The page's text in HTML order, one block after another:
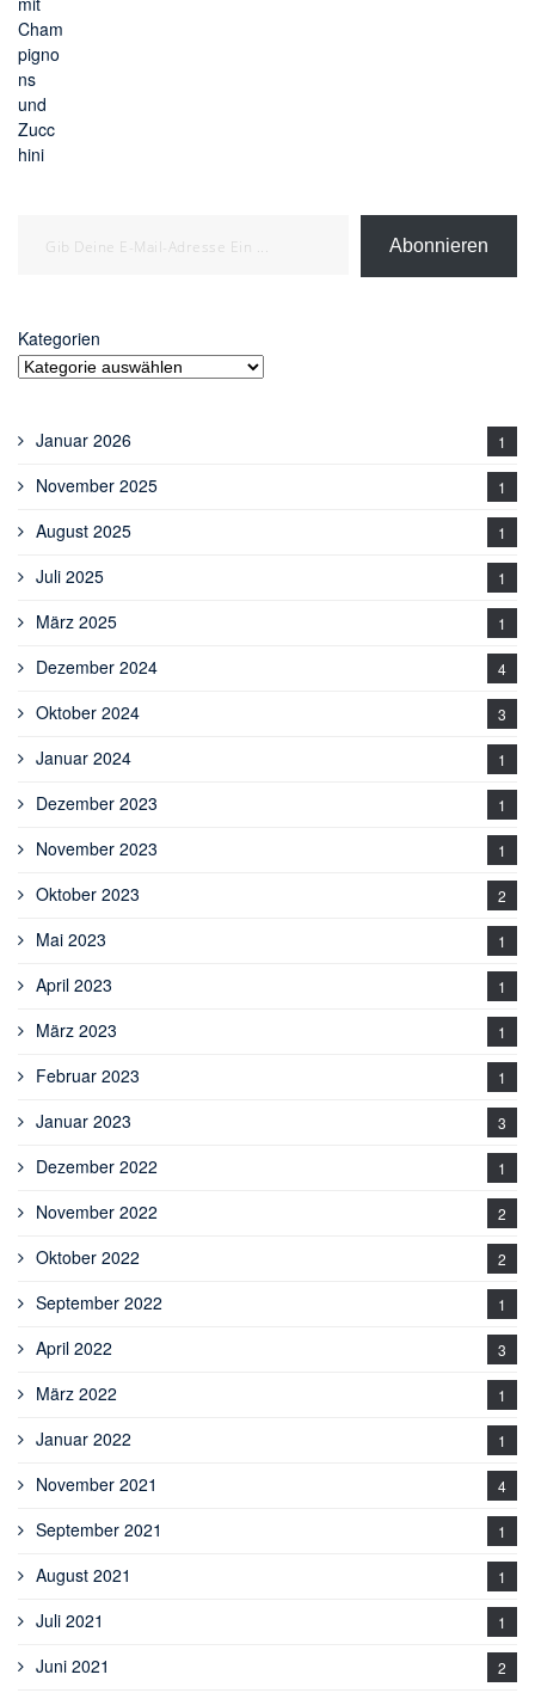
Abonnieren
Kategorien
Januar 2026 1
November 2025 1
August 2025 1
Juli 2025 1
März 2025 1
Dezember 2024 4
Oktober 2024 3
Januar 2024 1
Dezember 2023 1
November 2023 1
Oktober 2023 2
Mai 2023 1
April 2023 1
März 2023 1
Februar 2023 1
Januar 2023 3
Dezember 2022 1
November 2022 2
Oktober 2022 2
September 2022 1
April 2022 3
März 2022 1
Januar 2022 1
November 2021 4
September 2021 1
August 2021 1
Juli 2021 1
Juni 2021 2